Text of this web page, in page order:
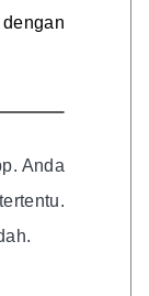
Anda